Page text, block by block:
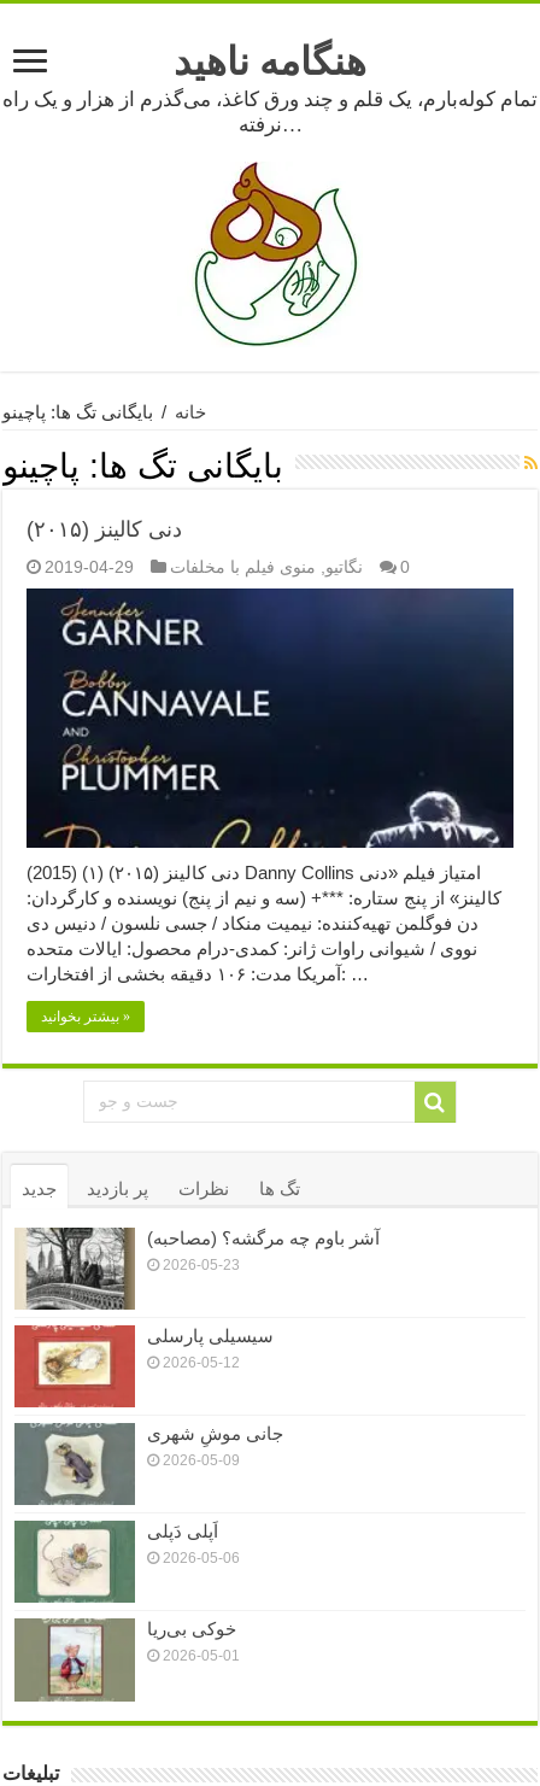
هنگامه ناهید
تمام کوله‌بارم، یک قلم و چند ورق کاغذ، می‌گذرم از هزار و یک راه
نرفته…
خانه / بایگانی تگ ها: پاچینو
بایگانی تگ ها: پاچینو
دنی کالینز (۲۰۱۵)
2019-04-29 نگاتیو منوی فیلم با مخلفات 0
دنی کالینز (۲۰۱۵) (۱) (2015) Danny Collins امتیاز فیلم «دنی
کالینز» از پنج ستاره: ***+ (سه و نیم از پنج) نویسنده و کارگردان:
دن فوگلمن تهیه‌کننده: نیمیت منکاد / جسی نلسون / دنیس دی
نووی / شیوانی راوات ژانر: کمدی-درام محصول: ایالات متحده
آمریکا مدت: ۱۰۶ دقیقه بخشی از افتخارات: …
بیشتر بخوانید »
جدید پر بازدید نظرات تگ ها
آشر باوم چه مرگشه؟ (مصاحبه)
2026-05-23
سیسیلی پارسلی
2026-05-12
جانی موشِ شهری
2026-05-09
اَپلی دَپلی
2026-05-06
خوکی بی‌ریا
2026-05-01
تبلیغات